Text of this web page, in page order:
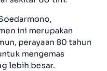
ini merupakan
perayaan 80 tahun
mengemas
lebih besar.